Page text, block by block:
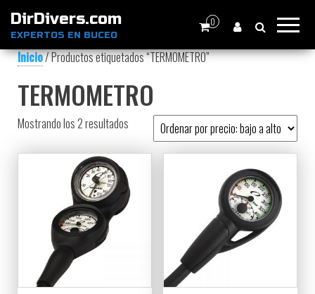
DirDivers.com
EXPERTOS EN BUCEO
0
Inicio/ Productos etiquetados “TERMOMETRO”
TERMOMETRO
Mostrando los 2 resultados Ordenado por precio: bajo a alto